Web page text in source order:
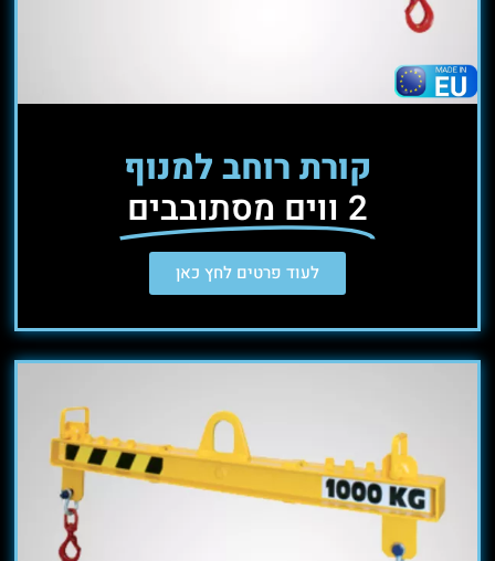
קורת רוחב למנוף
2 ווים מסתובבים
לעוד פרטים לחץ כאן